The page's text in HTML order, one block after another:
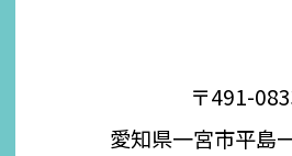
〒491-
愛知県一宮市平島